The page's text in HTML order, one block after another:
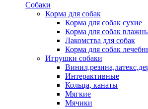
Собаки
Корма для собак
Корма для собак сухие
Корма для собак
Лакомства для собак
Корма для собак
Игрушки собаки
Интерактивные
Кольца, канаты
Мягкие
Мячики